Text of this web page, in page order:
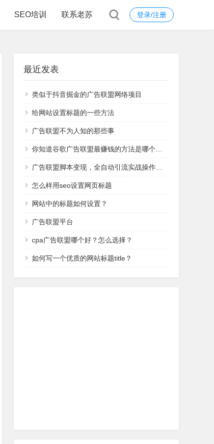
登录/注册
SEO培训 联系老苏
最近发表
类似于抖音掘金的广告联盟网络项目
给网站设置标题的一些方法
广告联盟不为人知的那些事
你知道谷歌广告联盟最赚钱的方法是哪个吗？
广告联盟脚本变现，全自动引流实战操作日赚1000+（全套课程）
怎么样用seo设置网页标题
网站中的标题如何设置？
广告联盟平台
cpa广告联盟哪个好？怎么选择？
如何写一个优质的网站标题title？